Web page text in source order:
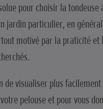
pour choisir la tondeuse
jardin particulier, en
motivé par la praticité et
de visualiser plus
pelouse et pour vous